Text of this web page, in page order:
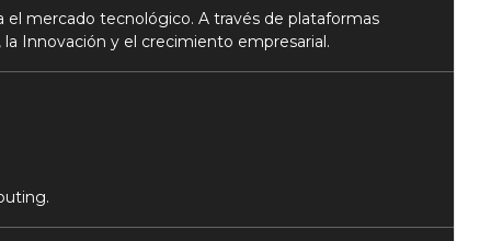
mercado tecnológico. A través de plataformas
Innovación y el crecimiento empresarial.